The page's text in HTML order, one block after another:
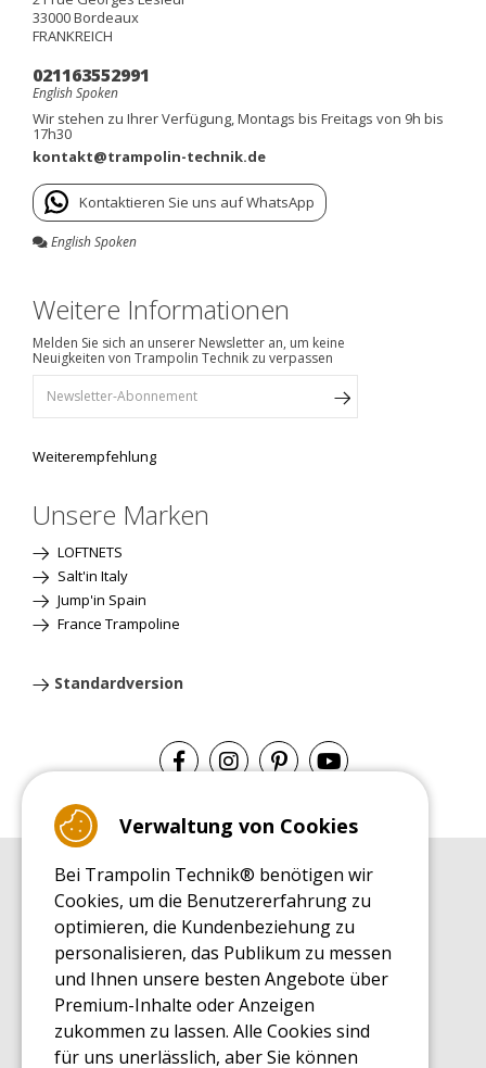
33000Bordeaux
FRANKREICH
021163552991
English Spoken
Wir stehen zu Ihrer Verfügung, Montags bis Freitags von 9h bis
17h30
kontakt@trampolin-technik.de
Kontaktieren Sie uns auf WhatsApp
English Spoken
Weitere Informationen
Melden Sie sich an unserer Newsletter an, um keine
Neuigkeiten von Trampolin Technik zu verpassen
Weiterempfehlung
Unsere Marken
LOFTNETS
Salt'in Italy
Jump'in Spain
France Trampoline
Standardversion
EINKAUFSRATGEBER
Einkaufsratgeber
MONTAGE RATGEBER
Montagehinweise für ein Freizeit Trampolin
PFLEGERATGEBER
Pflegeratgeber für Ihr Freizeit Trampolin
ENDECKUNGSTOUR
Was Sie über Freizeit Trampoline wissen sollten
Verwaltung von Cookies
Bei Trampolin Technik® benötigen wir
Cookies, um die Benutzererfahrung zu
optimieren, die Kundenbeziehung zu
personalisieren, das Publikum zu messen
und Ihnen unsere besten Angebote über
Premium-Inhalte oder Anzeigen
zukommen zu lassen. Alle Cookies sind
für uns unerlässlich, aber Sie können